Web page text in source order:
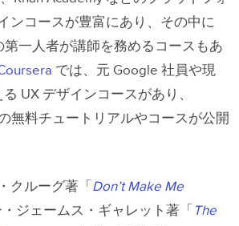
ンコースが豊富にあり、その中に
第一人者が講師を務めるコースもあ
では、元 Google 社員や現
UX デザインコースがあり、
無料チュートリアルやコースが公開
クルーグ著「 Don’t Make Me
ジェームス・ギャレット著「 The